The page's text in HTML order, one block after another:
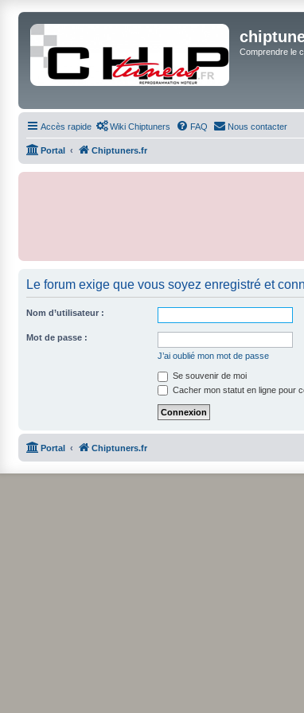
Comprendre le
Accès rapide Wiki Chiptuners FAQ Nous contacter
Portal Chiptuners.fr
Le forum exige que vous soyez enregistré et
Nom d’utilisateur :
Mot de passe :
J’ai oublié mon mot de passe
Se souvenir de moi
Cacher mon statut en ligne pour
Portal Chiptuners.fr